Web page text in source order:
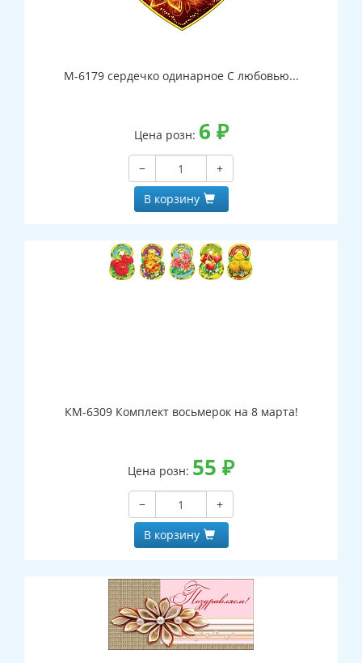
М-6179 сердечко одинарное С любовью...
Цена розн: 6 ₽
−
+
В корзину
КМ-6309 Комплект восьмерок на 8 марта!
Цена розн: 55 ₽
−
+
В корзину